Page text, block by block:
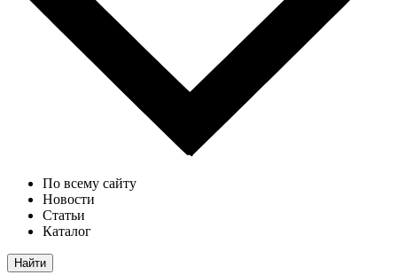
По всему сайту
Новости
Статьи
Каталог
Найти